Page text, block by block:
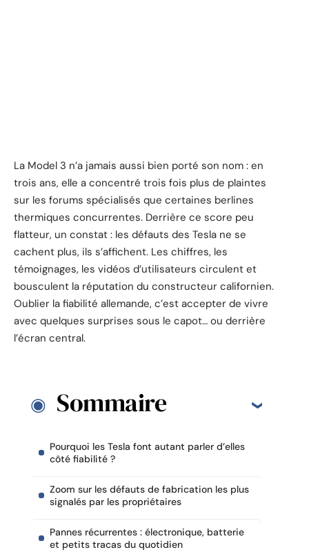
La Model 3 n’a jamais aussi bien porté son nom : en
trois ans, elle a concentré trois fois plus de plaintes
sur les forums spécialisés que certaines berlines
thermiques concurrentes. Derrière ce score peu
flatteur, un constat : les défauts des Tesla ne se
cachent plus, ils s’affichent. Les chiffres, les
témoignages, les vidéos d’utilisateurs circulent et
bousculent la réputation du constructeur californien.
Oublier la fiabilité allemande, c’est accepter de vivre
avec quelques surprises sous le capot… ou derrière
l’écran central.
Sommaire
Pourquoi les Tesla font autant parler d’elles
côté fiabilité ?
Zoom sur les défauts de fabrication les plus
signalés par les propriétaires
Pannes récurrentes : électronique, batterie
et petits tracas du quotidien